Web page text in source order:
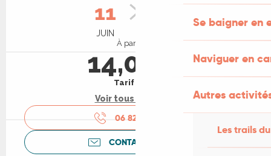
Se baigner en
Naviguer en
Autres
Les trails
11
JUIN
À partir de
14,00 €
Tarif plein
Voir tous les tarifs
06 82 03 47
CONTACTEZ-NOUS